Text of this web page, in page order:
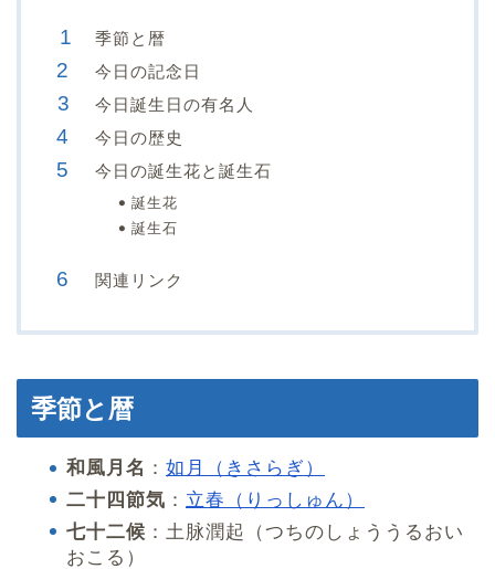
季節と暦
今日の記念日
今日誕生日の有名人
今日の歴史
今日の誕生花と誕生石
誕生花
誕生石
関連リンク
季節と暦
和風月名 ： 如月（きさらぎ）
二十四節気 ： 立春（りっしゅん）
七十二候 ：土脉潤起（つちのしょううるおい
おこる）